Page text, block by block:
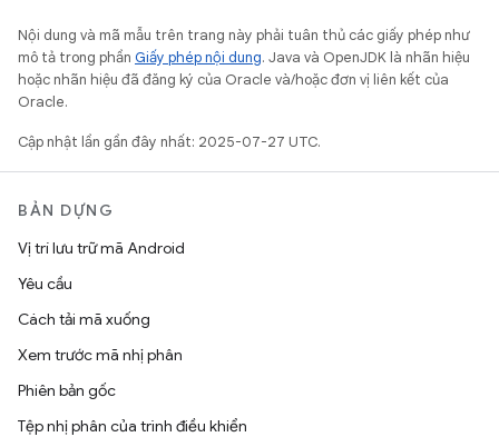
Nội dung và mã mẫu trên trang này phải tuân thủ các giấy phép như
mô tả trong phần Giấy phép nội dung. Java và OpenJDK là nhãn hiệu
hoặc nhãn hiệu đã đăng ký của Oracle và/hoặc đơn vị liên kết của
Oracle.
Cập nhật lần gần đây nhất: 2025-07-27 UTC.
BẢN DỰNG
Vị trí lưu trữ mã Android
Yêu cầu
Cách tải mã xuống
Xem trước mã nhị phân
Phiên bản gốc
Tệp nhị phân của trình điều khiển